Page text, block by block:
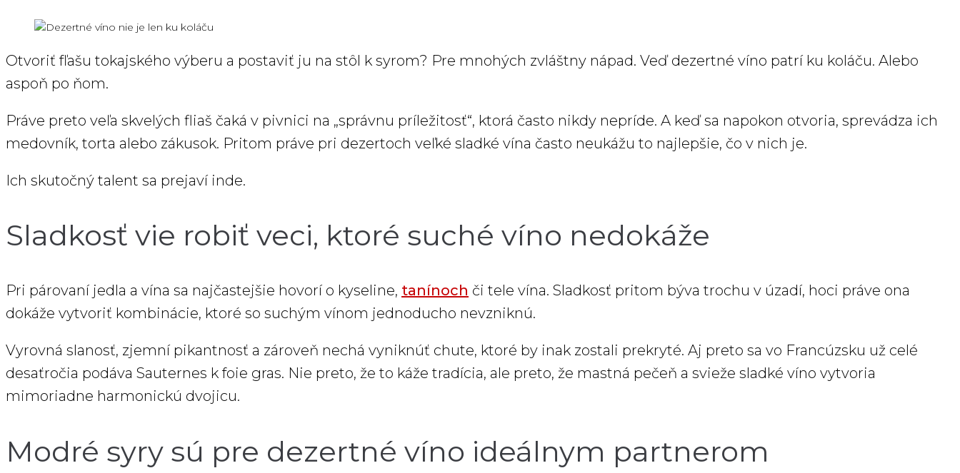
Otvoriť fľašu tokajského výberu a postaviť ju na stôl k syrom? Pre mnohých zvláštny nápad. Veď dezertné víno patrí ku koláču. Alebo
aspoň po ňom.
Práve preto veľa skvelých fliaš čaká v pivnici na „správnu príležitosť“, ktorá často nikdy nepríde. A keď sa napokon otvoria, sprevádza ich
medovník, torta alebo zákusok. Pritom práve pri dezertoch veľké sladké vína často neukážu to najlepšie, čo v nich je.
Ich skutočný talent sa prejaví inde.
Sladkosť vie robiť veci, ktoré suché víno nedokáže
Pri párovaní jedla a vína sa najčastejšie hovorí o kyseline, tanínoch či tele vína. Sladkosť pritom býva trochu v úzadí, hoci práve ona
dokáže vytvoriť kombinácie, ktoré so suchým vínom jednoducho nevzniknú.
Vyrovná slanosť, zjemní pikantnosť a zároveň nechá vyniknúť chute, ktoré by inak zostali prekryté. Aj preto sa vo Francúzsku už celé
desaťročia podáva Sauternes k foie gras. Nie preto, že to káže tradícia, ale preto, že mastná pečeň a svieže sladké víno vytvoria
mimoriadne harmonickú dvojicu.
Modré syry sú pre dezertné víno ideálnym partnerom